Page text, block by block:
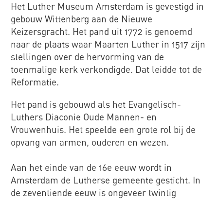
Het Luther Museum Amsterdam is gevestigd in
gebouw Wittenberg aan de Nieuwe
Keizersgracht. Het pand uit 1772 is genoemd
naar de plaats waar Maarten Luther in 1517 zijn
stellingen over de hervorming van de
toenmalige kerk verkondigde. Dat leidde tot de
Reformatie.
Het pand is gebouwd als het Evangelisch-
Luthers Diaconie Oude Mannen- en
Vrouwenhuis. Het speelde een grote rol bij de
opvang van armen, ouderen en wezen.
Aan het einde van de 16e eeuw wordt in
Amsterdam de Lutherse gemeente gesticht. In
de zeventiende eeuw is ongeveer twintig